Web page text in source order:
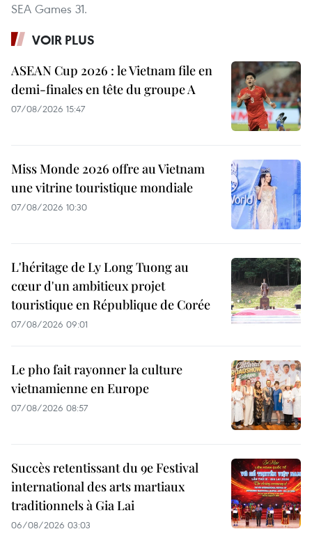
SEA Games 31.
VOIR PLUS
ASEAN Cup 2026 : le Vietnam file en
demi-finales en tête du groupe A
07/08/2026 15:47
Miss Monde 2026 offre au Vietnam
une vitrine touristique mondiale
07/08/2026 10:30
L'héritage de Ly Long Tuong au
cœur d'un ambitieux projet
touristique en République de Corée
07/08/2026 09:01
Le pho fait rayonner la culture
vietnamienne en Europe
07/08/2026 08:57
Succès retentissant du 9e Festival
international des arts martiaux
traditionnels à Gia Lai
06/08/2026 03:03